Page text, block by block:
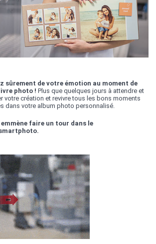
sûrement de votre émotion au moment de
photo ! Plus que quelques jours à attendre et
votre création et revivre tous les bons moments
dans votre album photo personnalisé.
emmène faire un tour dans le